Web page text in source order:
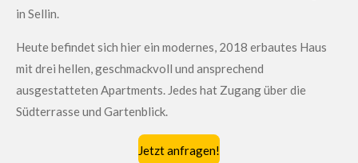
in Sellin.
Heute befindet sich hier ein modernes, 2018 erbautes Haus
mit drei hellen, geschmackvoll und ansprechend
ausgestatteten Apartments. Jedes hat Zugang über die
Südterrasse und Gartenblick.
Jetzt anfragen!